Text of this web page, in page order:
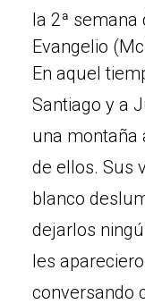
la 2ª semana
Evangelio
En aquel
Santiago y a
una montaña
de ellos. Sus
blanco
dejarlos
les
conversando